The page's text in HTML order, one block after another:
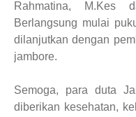
Rahmatina, M.Kes
Berlangsung mulai
dilanjutkan dengan
jambore.
Semoga, para duta
diberikan kesehatan,